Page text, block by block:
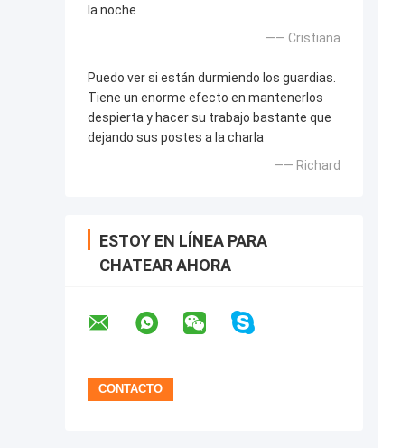
la noche
—— Cristiana
Puedo ver si están durmiendo los guardias.
Tiene un enorme efecto en mantenerlos
despierta y hacer su trabajo bastante que
dejando sus postes a la charla
—— Richard
ESTOY EN LÍNEA PARA
CHATEAR AHORA